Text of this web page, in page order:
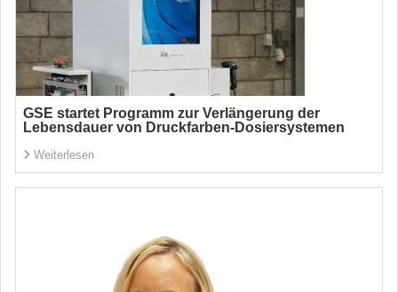
GSE startet Programm zur Verlängerung der
Lebensdauer von Druckfarben-Dosiersystemen
Weiterlesen